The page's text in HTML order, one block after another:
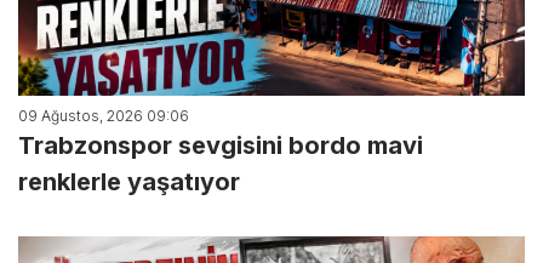
09 Ağustos, 2026 09:06
Trabzonspor sevgisini bordo mavi
renklerle yaşatıyor